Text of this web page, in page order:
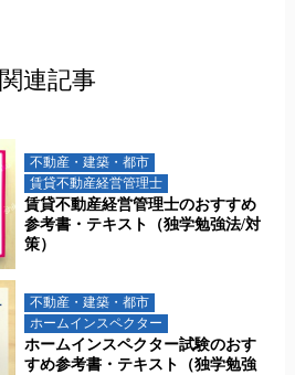
関連記事
不動産・建築・都市
賃貸不動産経営管理士
賃貸不動産経営管理士のおすすめ
参考書・テキスト（独学勉強法/対
策）
不動産・建築・都市
ホームインスペクター
ホームインスペクター試験のおす
すめ参考書・テキスト（独学勉強